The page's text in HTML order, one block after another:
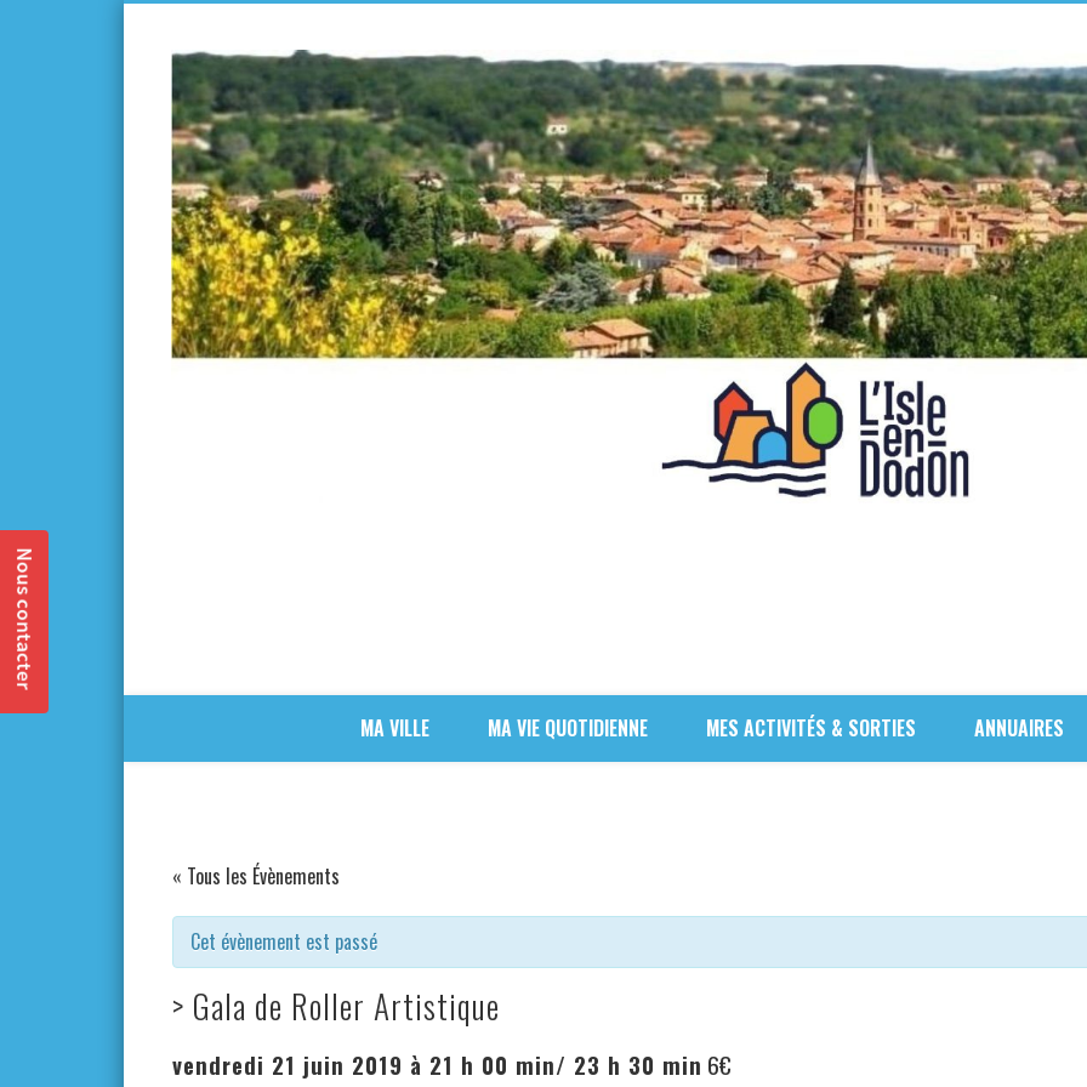
MA VILLE MA VIE QUOTIDIENNE MES ACTIVITÉS & SORTIES ANNUAIRES
« Tous les Évènements
Cet évènement est passé
> Gala de Roller Artistique
vendredi 21 juin 2019 à 21 h 00 min/ 23 h 30 min 6€